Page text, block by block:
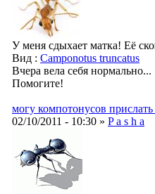
У меня сдыхает матка! Её
Вид : Camponotus truncatus
Вчера вела себя нормально...
Помогите!
могу компотонусов прислать
02/10/2011 - 10:30 » P a s h a